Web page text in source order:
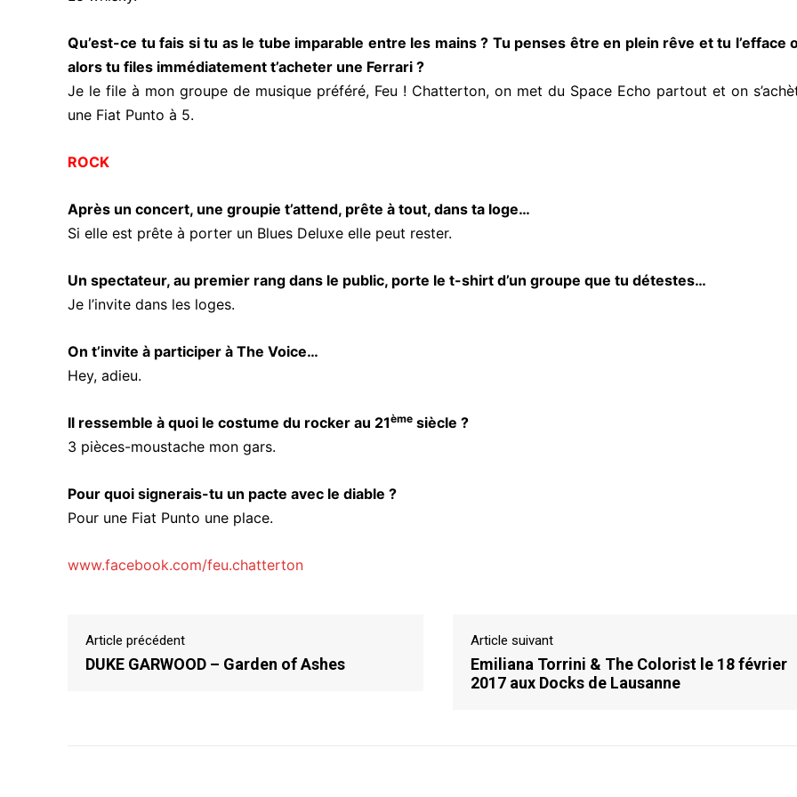
Qu’est-ce tu fais si tu as le tube imparable entre les mains ? Tu penses être en plein rêve et tu l’efface
alors tu files immédiatement t’acheter une Ferrari ?
Je le file à mon groupe de musique préféré, Feu ! Chatterton, on met du Space Echo partout et on
une Fiat Punto à 5.
ROCK
Après un concert, une groupie t’attend, prête à tout, dans ta loge…
Si elle est prête à porter un Blues Deluxe elle peut rester.
Un spectateur, au premier rang dans le public, porte le t-shirt d’un groupe que tu détestes…
Je l’invite dans les loges.
On t’invite à participer à The Voice…
Hey, adieu.
Il ressemble à quoi le costume du rocker au 21ème siècle ?
3 pièces-moustache mon gars.
Pour quoi signerais-tu un pacte avec le diable ?
Pour une Fiat Punto une place.
www.facebook.com/feu.chatterton
Article précédent
DUKE GARWOOD – Garden of Ashes
Article suivant
Emiliana Torrini & The Colorist le 18 février
2017 aux Docks de Lausanne